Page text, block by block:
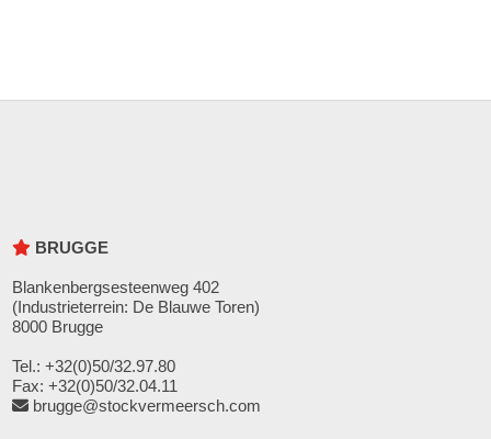
BRUGGE
Blankenbergsesteenweg 402
(Industrieterrein: De Blauwe Toren)
8000 Brugge
Tel.: +32(0)50/32.97.80
Fax: +32(0)50/32.04.11
brugge@stockvermeersch.com